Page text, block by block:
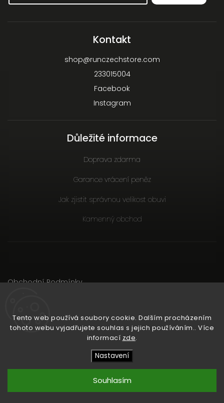
Tento web používá soubory cookie. Dalším procházením
tohoto webu vyjadřujete souhlas s jejich používáním.. Více
informací zde.
Nastavení
Souhlasím
Kontakt
shop@runczechstore.com
233015004
Facebook
Instagram
Důležité informace
Doprava zdarma
Garance vrácení peněz
Jak zjistit správnou velikost obuvi
Kamenný obchod
Obchodní Podmínky
RunCzech Store. Všechna práva vyhrazena.
Upravit nastavení cookies
Shoptet Shoptak.cz